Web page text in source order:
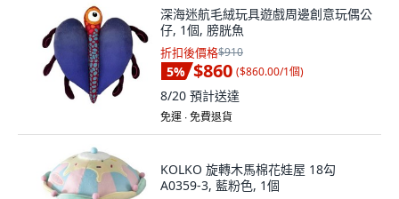
深海迷航毛絨玩具遊戲周邊創意玩偶公
仔, 1個, 膀胱魚
折扣後價格$910
5% $860 ($860.00/1個)
8/20 預計送達
免運 ∙ 免費退貨
KOLKO 旋轉木馬棉花娃屋 18勾
A0359-3, 藍粉色, 1個